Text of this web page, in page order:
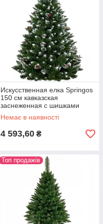
Искусственная елка Springos
150 см кавказская
заснеженная с шишками
Premium CT0053 alli
ОРИГИНАЛ
Немає в наявності
4 593,60 ₴
Топ продажів